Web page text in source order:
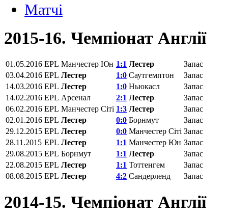
Матчi
2015-16. Чемпіонат Англії
01.05.2016 EPL Манчестер Юн 1:1 Лестер
Запас
03.04.2016 EPL Лестер 1:0 Саутгемптон
Запас
14.03.2016 EPL Лестер 1:0 Ньюкасл
Запас
14.02.2016 EPL Арсенал 2:1 Лестер
Запас
06.02.2016 EPL Манчестер Сіті 1:3 Лестер
Запас
02.01.2016 EPL Лестер 0:0 Борнмут
Запас
29.12.2015 EPL Лестер 0:0 Манчестер Сіті Запас
28.11.2015 EPL Лестер 1:1 Манчестер Юн Запас
29.08.2015 EPL Борнмут 1:1 Лестер
Запас
22.08.2015 EPL Лестер 1:1 Тоттенгем
Запас
08.08.2015 EPL Лестер 4:2 Сандерленд Запас
2014-15. Чемпіонат Англії